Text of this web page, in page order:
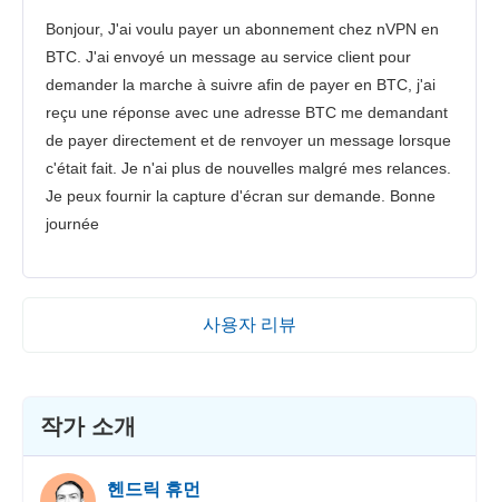
Bonjour, J'ai voulu payer un abonnement chez nVPN en
BTC. J'ai envoyé un message au service client pour
demander la marche à suivre afin de payer en BTC, j'ai
reçu une réponse avec une adresse BTC me demandant
de payer directement et de renvoyer un message lorsque
c'était fait. Je n'ai plus de nouvelles malgré mes relances.
Je peux fournir la capture d'écran sur demande. Bonne
journée
사용자 리뷰
작가 소개
헨드릭 휴먼